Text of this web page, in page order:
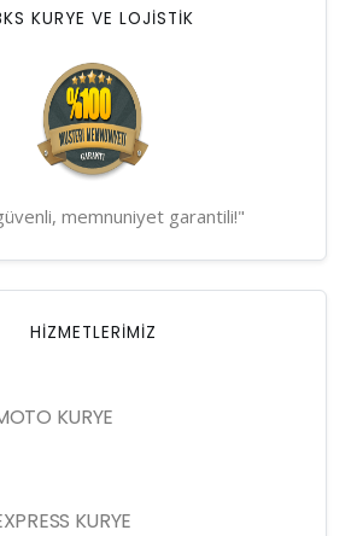
KURYE VE LOJİSTİK
memnuniyet garantili!"
HIZMETLERIMIZ
KURYE
KURYE